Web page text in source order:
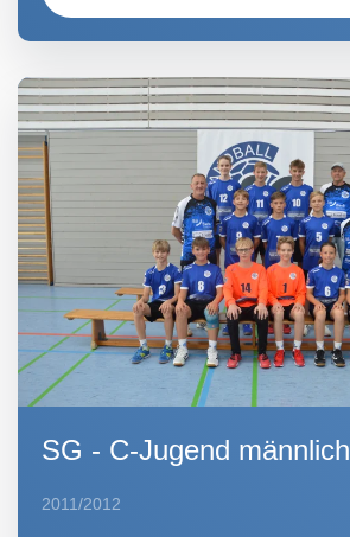
SG - C-Jugend männlich
2011/2012